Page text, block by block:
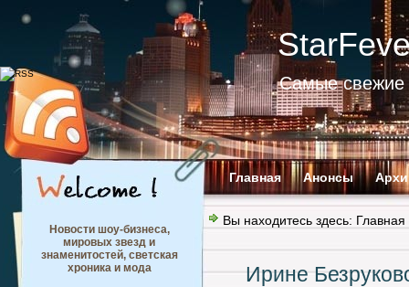
Самые свежие
Главная Анонсы
Новости шоу-бизнеса,
мировых звезд и
знаменитостей, светская
хроника и мода
Вы находитесь здесь: Главная
Ирине